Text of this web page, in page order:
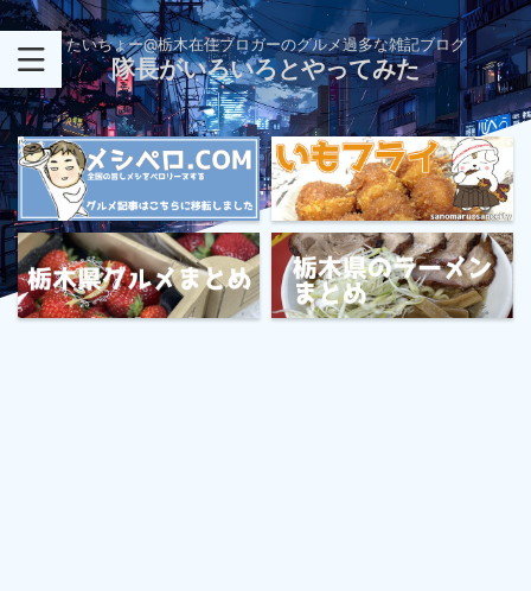
たいちょー@栃木在住ブロガーのグルメ過多な雑記ブログ
隊長がいろいろとやってみた